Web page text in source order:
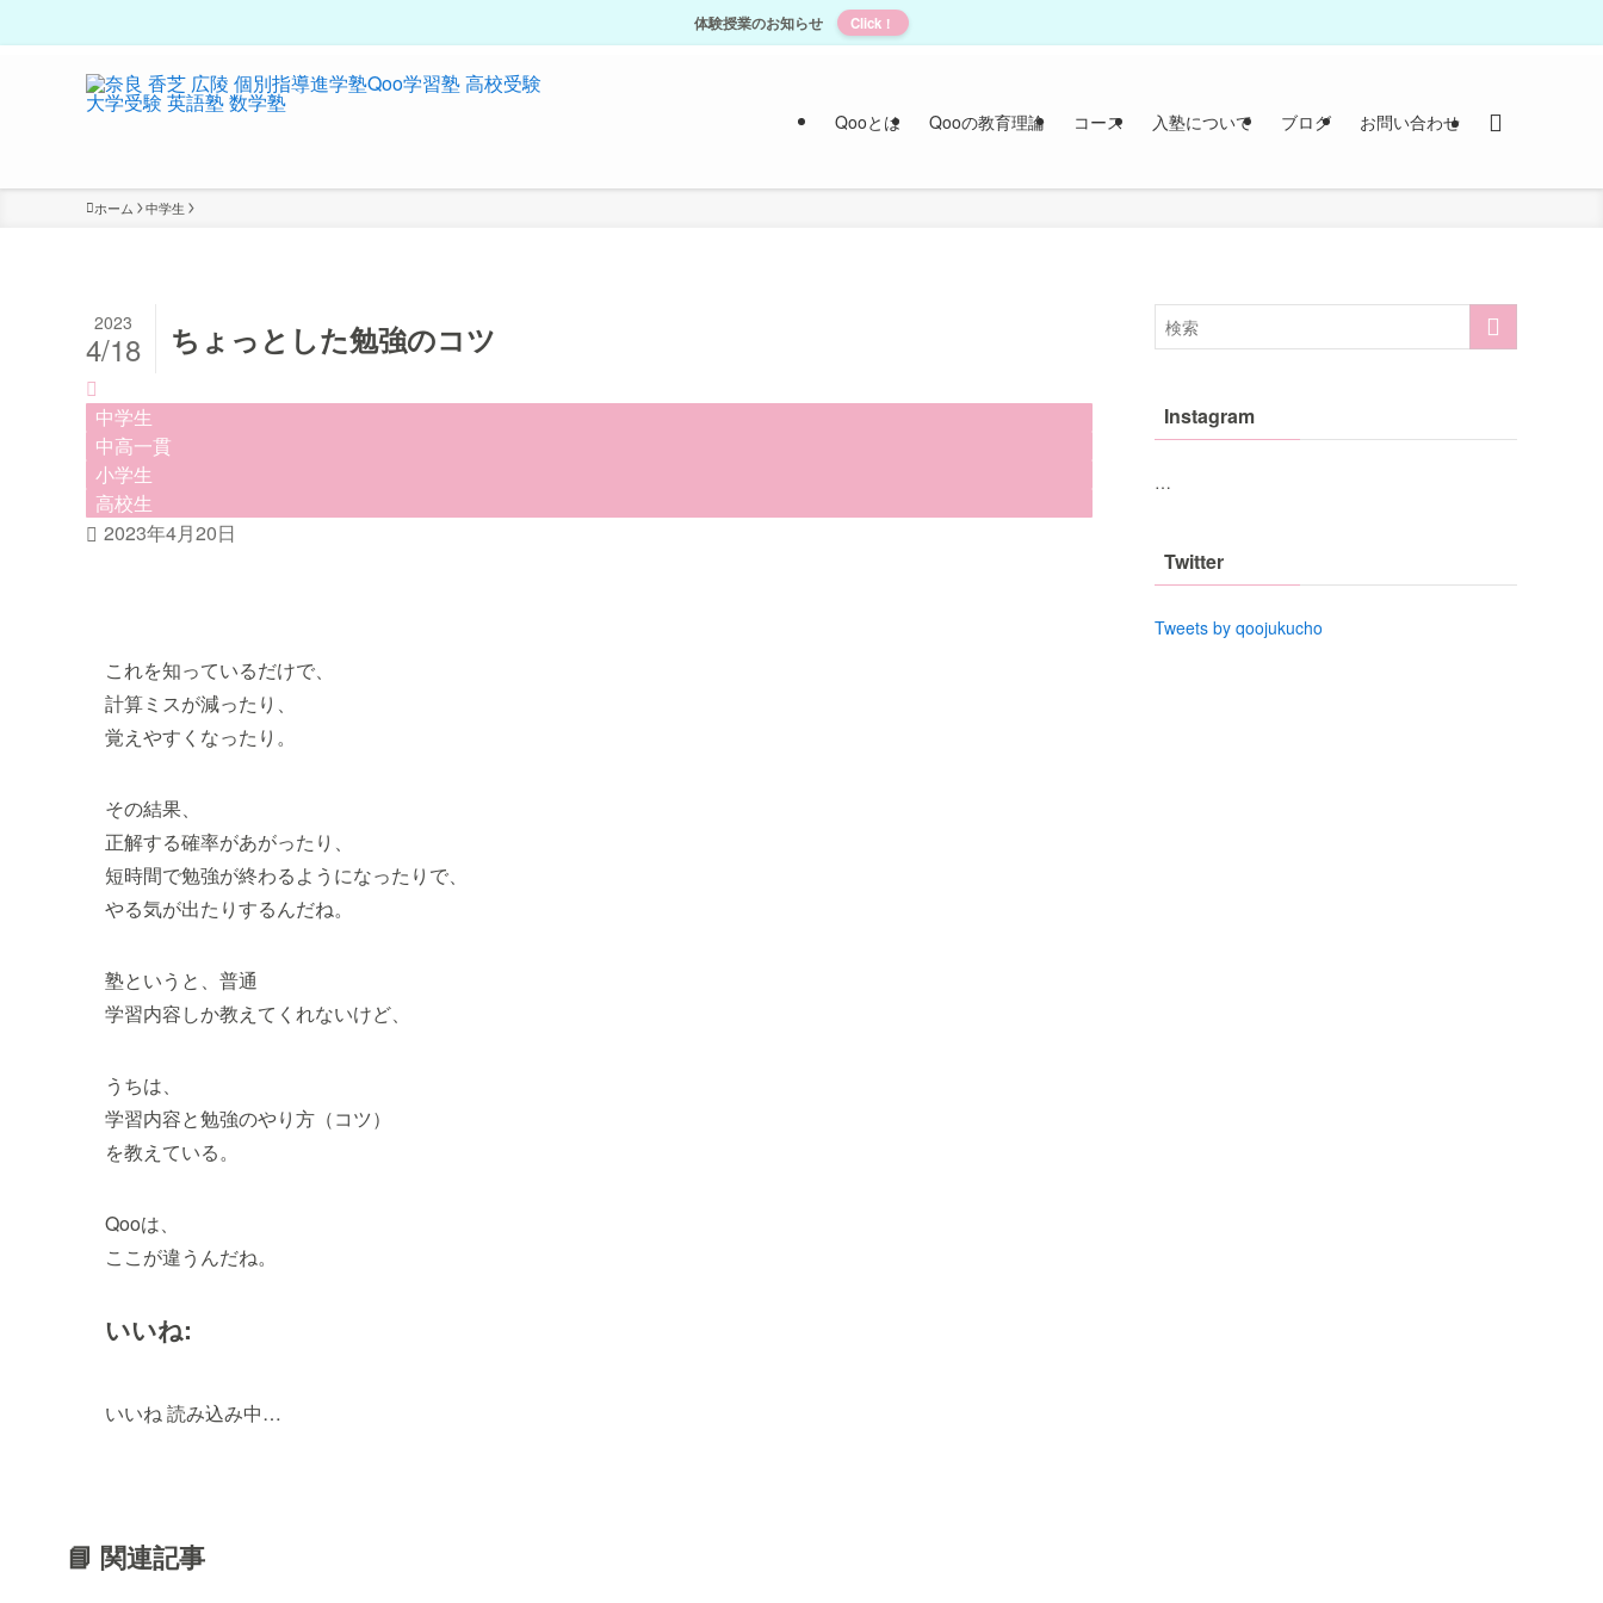
体験授業のお知らせ Click！
Qooとは Qooの教育理論 コース 入塾について ブログ お問い合わせ
ホーム 中学生
ちょっとした勉強のコツ
2023
4/18
中学生
中高一貫
小学生
高校生
2023年4月20日
これを知っているだけで、
計算ミスが減ったり、
覚えやすくなったり。
その結果、
正解する確率があがったり、
短時間で勉強が終わるようになったりで、
やる気が出たりするんだね。
塾というと、普通
学習内容しか教えてくれないけど、
うちは、
学習内容と勉強のやり方（コツ）
を教えている。
Qooは、
ここが違うんだね。
いいね:
いいね 読み込み中…
📘 関連記事
Instagram
…
Twitter
Tweets by qoojukucho